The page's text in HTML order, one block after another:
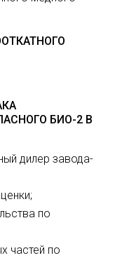
БИО-2 В
дилер завода-
по
частей по